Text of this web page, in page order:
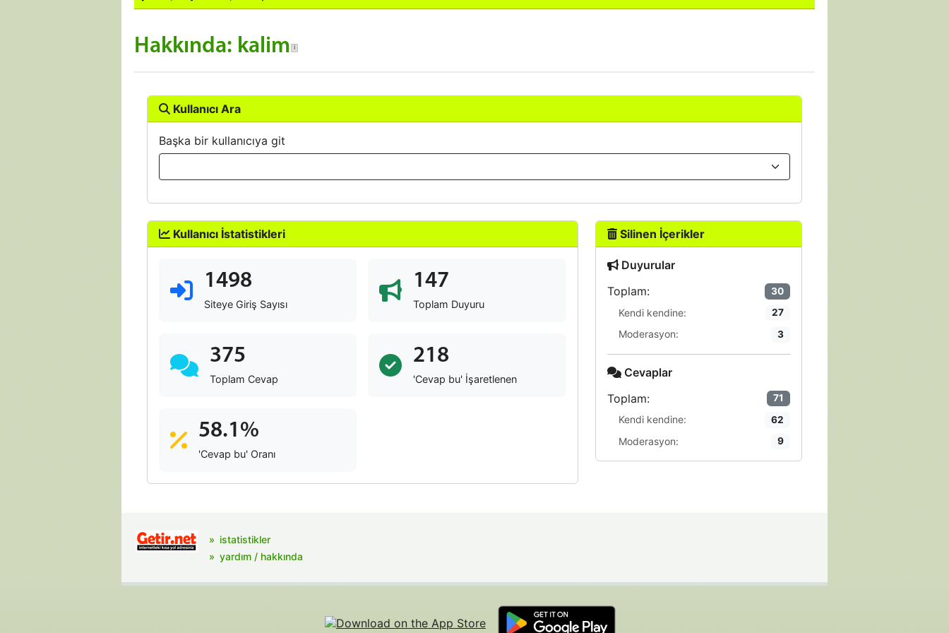
Hakkında: kalim
Kullanıcı Ara
Başka bir kullanıcıya git
Kullanıcı İstatistikleri
1498
Siteye Giriş Sayısı
147
Toplam Duyuru
375
Toplam Cevap
218
'Cevap bu' İşaretlenen
58.1%
'Cevap bu' Oranı
Silinen İçerikler
Duyurular
Toplam:
30
Kendi kendine: 27
Moderasyon: 3
Cevaplar
Toplam:
71
Kendi kendine: 62
Moderasyon: 9
istatistikler
yardım / hakkında